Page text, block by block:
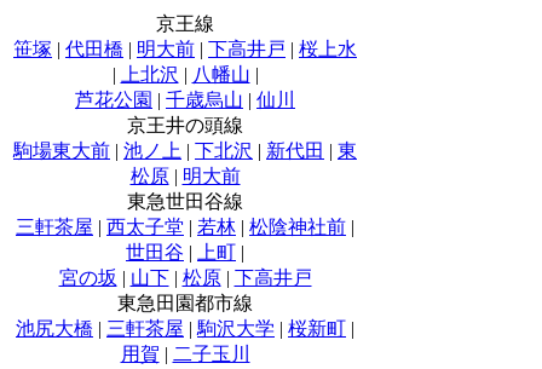
京王線
笹塚 | 代田橋 | 明大前 | 下高井戸 | 桜上水
|
上北沢 | 八幡山 |
芦花公園 | 千歳烏山 | 仙川
京王井の頭線
駒場東大前 | 池ノ上 | 下北沢 | 新代田 | 東
松原| 明大前
東急世田谷線
三軒茶屋 | 西太子堂 | 若林 | 松陰神社前 |
世田谷 | 上町 |
宮の坂 | 山下| 松原| 下高井戸
東急田園都市線
池尻大橋 | 三軒茶屋 | 駒沢大学 | 桜新町 |
用賀 | 二子玉川